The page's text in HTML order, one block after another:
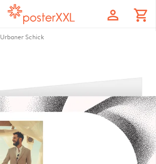
profile shopping_cart
Urbaner Schick